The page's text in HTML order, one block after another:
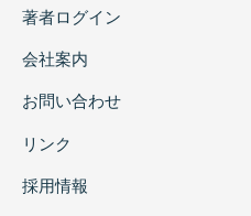
著者ログイン
会社案内
お問い合わせ
リンク
採用情報